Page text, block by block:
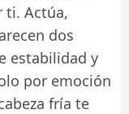
ti. Actúa,
dos
estabilidad y
por emoción
fría te